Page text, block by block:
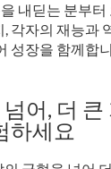
내딛는 분부터
각자의 재능과
성장을 함께합
어, 더 큰
하세요